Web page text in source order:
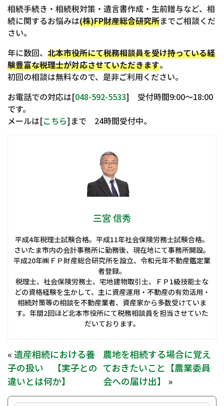
相続手続き・相続税対策・遺言書作成・生前贈与など、相
続に関するお悩みは(株)FP財産総合研究所までご相談くだ
さい。
年に数回、 北本市役所にて税務相談員を受け持っている経
験豊富な税理士が対応させていただきます。
初回の相談は無料なので、是非ご利用ください。
お電話での対応は[048-592-5533] 受付時間9:00〜18:00
です。
メールは[こちら]まで 24時間受付中。
三宮 信秀
平成4年税理士試験合格。平成11年社会保険労務士試験合格。
さいたま市内の会計事務所に勤務後、現在地にて事務所開設。
平成20年㈱ＦＰ財産総合研究所を設立、令和元年不動産鑑定業
者登録。
税理士、社会保険労務士、宅地建物取引士、ＦＰ1級技能士な
どの資格経験を生かして、主に資産運用・不動産の有効活用・
相続対策等の相談を不動産業者、資産家から多数受けていま
す。年間2回ほど北本市役所にて税務相談員を担当させていた
だいております。
«遺産相続における養
子の扱い 【実子との
違いとは何か】
農地を相続する場合に覚え
ておきたいこと【農業委員
会への届け出】
»